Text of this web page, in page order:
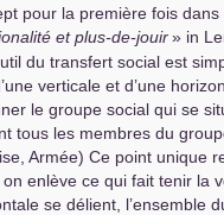
pour la première fois dans
et plus-de-jouir» in
du transfert social est
verticale et d’une
le groupe social qui se
tous les membres du
Armée) Ce point unique
enlève ce qui fait tenir la
se délient, l’ensemble